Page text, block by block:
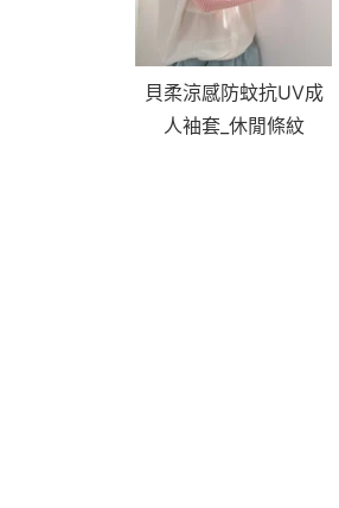
貝柔涼感防蚊抗UV成
人袖套_休閒條紋